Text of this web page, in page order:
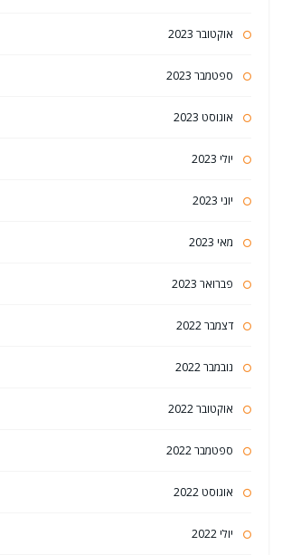
אוקטובר 2023
ספטמבר 2023
אוגוסט 2023
יולי 2023
יוני 2023
מאי 2023
פברואר 2023
דצמבר 2022
נובמבר 2022
אוקטובר 2022
ספטמבר 2022
אוגוסט 2022
יולי 2022